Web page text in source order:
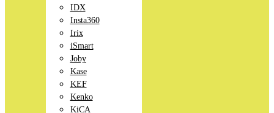
IDX
Insta360
Irix
iSmart
Joby
Kase
KEF
Kenko
KiCA